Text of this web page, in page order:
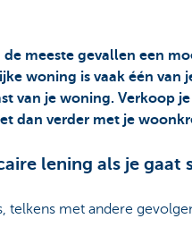
meeste gevallen een
woning is vaak één
van je woning. Verkoop
dan verder met je
lening als je gaat
telkens met andere